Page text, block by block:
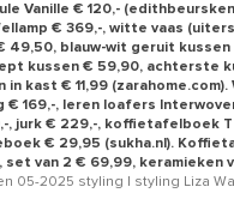
Vanille € 120,-
€ 369,-, witte vaas
49,50, blauw-wit geruit
kussen € 59,90, achterste
kast € 11,99 (zarahome.com).
€ 169,-, leren loafers
, jurk € 229,-, koffietafelboek
€ 29,95 (sukha.nl).
set van 2 € 69,99, keramieken
05-2025 styling | styling Liza